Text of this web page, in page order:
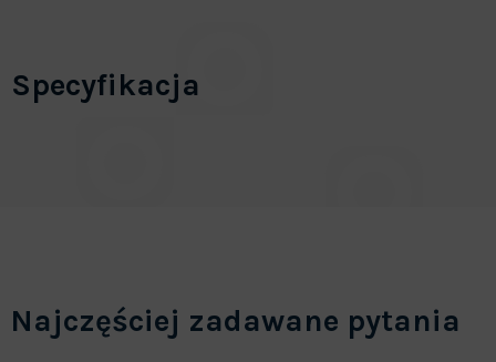
Specyfikacja
Najczęściej zadawane pytania